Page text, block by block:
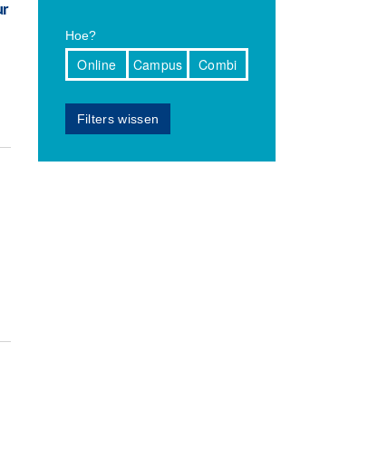
Hoe?
Online Campus Combi
Filters wissen